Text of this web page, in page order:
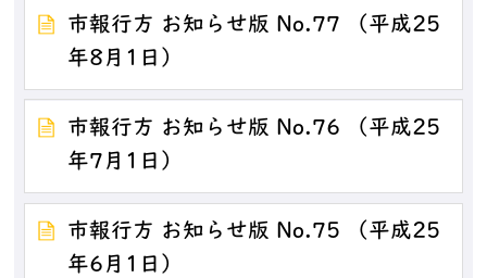
市報行方 お知らせ版 No.77 （平成25
年8月1日）
市報行方 お知らせ版 No.76 （平成25
年7月1日）
市報行方 お知らせ版 No.75 （平成25
年6月1日）